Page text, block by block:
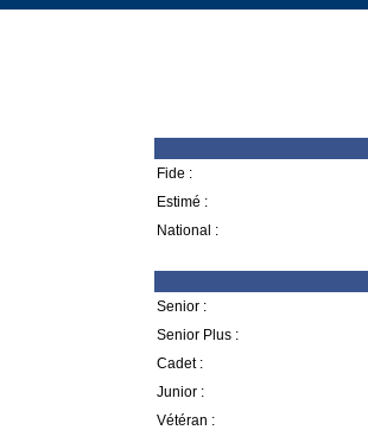
Fide :
Estimé :
National :
Senior :
Senior Plus :
Cadet :
Junior :
Vétéran :